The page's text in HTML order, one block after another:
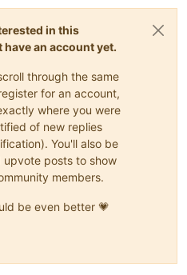
in this
an account yet.
through the same
for an account,
where you were
of new replies
You'll also be
posts to show
members.
be even better 💗